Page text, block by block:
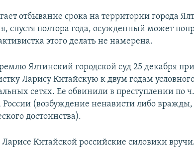
отбывание срока на территории города
спустя полтора года, осужденный может
этого делать не намерена.
Ялтинский городской суд 25 декабря
Ларису Китайскую к двум годам
сетях. Ее обвинили в преступлении по ч.
России (возбуждение ненависти либо вражды,
достоинства).
Ларисе Китайской российские силовики